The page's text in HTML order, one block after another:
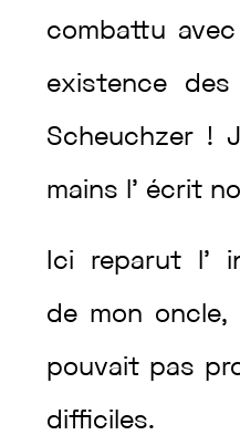
combattu avec
existence des
Scheuchzer !
mains l’ écrit
Ici reparut l’
de mon oncle,
pouvait pas
difficiles.